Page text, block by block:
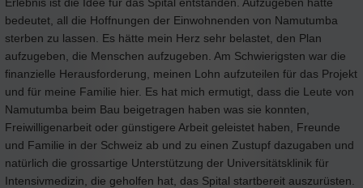
bedeutet, all die Hoffnungen der Einwohnenden von Namutumba
sterben zu lassen. Es hätte mein Herz sehr belastet, den Plan
aufzugeben, die Menschen aufzugeben. Am Schwierigsten war die
finanzielle Herausforderung, meinen Lohn aufzuteilen für das Projekt
und für meine Familie hier. Es hat mich ermutigt, dass die Leute von
Namutumba beim Bau beigetragen haben was sie konnten,
Freiwilligenarbeit oder günstigere Arbeit geleistet haben, Freunde
und Familie in der Schweiz ab und zu einen Zustupf dazugaben und
natürlich die grossartige Unterstützung der Universitätsklinik für
Intensivmedizin, die geholfen hat, das Spital startbereit auszurüsten.